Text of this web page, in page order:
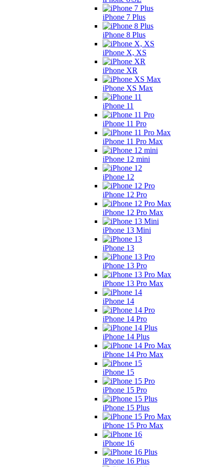
iPhone 7 Plus
iPhone 8 Plus
iPhone X, XS
iPhone XR
iPhone XS Max
iPhone 11
iPhone 11 Pro
iPhone 11 Pro Max
iPhone 12 mini
iPhone 12
iPhone 12 Pro
iPhone 12 Pro Max
iPhone 13 Mini
iPhone 13
iPhone 13 Pro
iPhone 13 Pro Max
iPhone 14
iPhone 14 Pro
iPhone 14 Plus
iPhone 14 Pro Max
iPhone 15
iPhone 15 Pro
iPhone 15 Plus
iPhone 15 Pro Max
iPhone 16
iPhone 16 Plus